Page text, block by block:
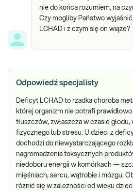
nie do końca rozumiem, na
Czy mogliby Państwo
LCHAD i z czym się on wiąże?
Odpowiedź specjalisty
Deficyt LCHAD to rzadka choroba
której organizm nie potrafi prawidłowo
tłuszczów, zwłaszcza w czasie głodu,
fizycznego lub stresu. U dzieci z
dochodzi do niewystarczającego
nagromadzenia toksycznych
niedoboru energii w komórkach —
mięśniach, sercu, wątrobie i mózgu.
różnić się w zależności od wieku